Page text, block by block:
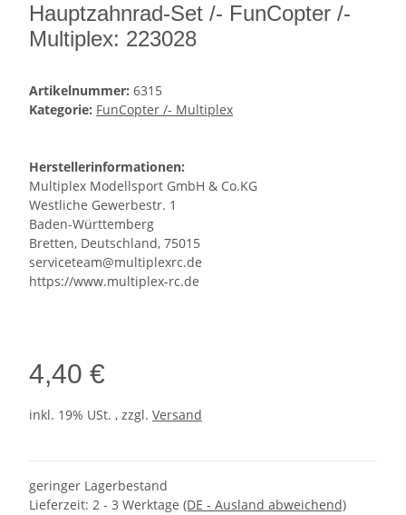
Hauptzahnrad-Set /- FunCopter /-
Multiplex: 223028
Artikelnummer: 6315
Kategorie: FunCopter /- Multiplex
Herstellerinformationen:
Multiplex Modellsport GmbH & Co.KG
Westliche Gewerbestr. 1
Baden-Württemberg
Bretten, Deutschland, 75015
serviceteam@multiplexrc.de
https://www.multiplex-rc.de
4,40 €
inkl. 19% USt. , zzgl. Versand
geringer Lagerbestand
Lieferzeit: 2 - 3 Werktage (DE - Ausland abweichend)